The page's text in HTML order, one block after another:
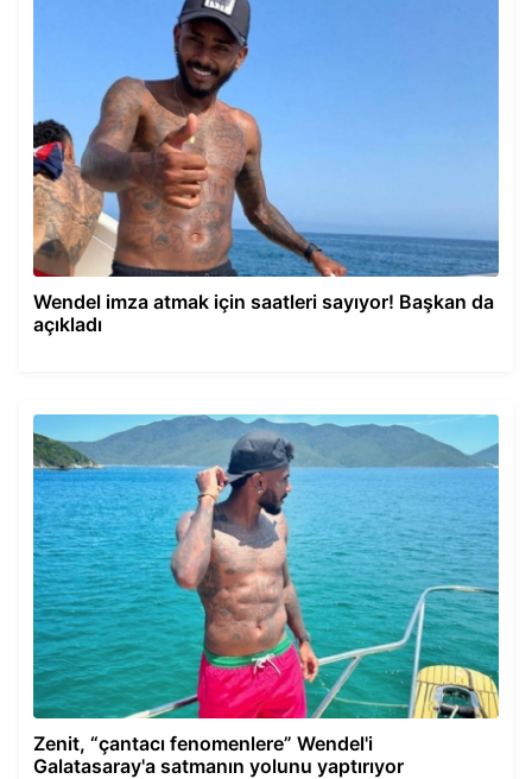
Wendel imza atmak için saatleri sayıyor! Başkan da
açıkladı
Zenit, “çantacı fenomenlere” Wendel'i
Galatasaray'a satmanın yolunu yaptırıyor